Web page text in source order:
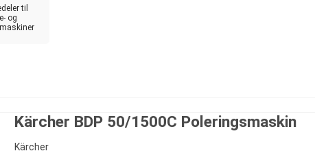
til
og
Kärcher BDP 50/1500C Poleringsmaskin
Kärcher